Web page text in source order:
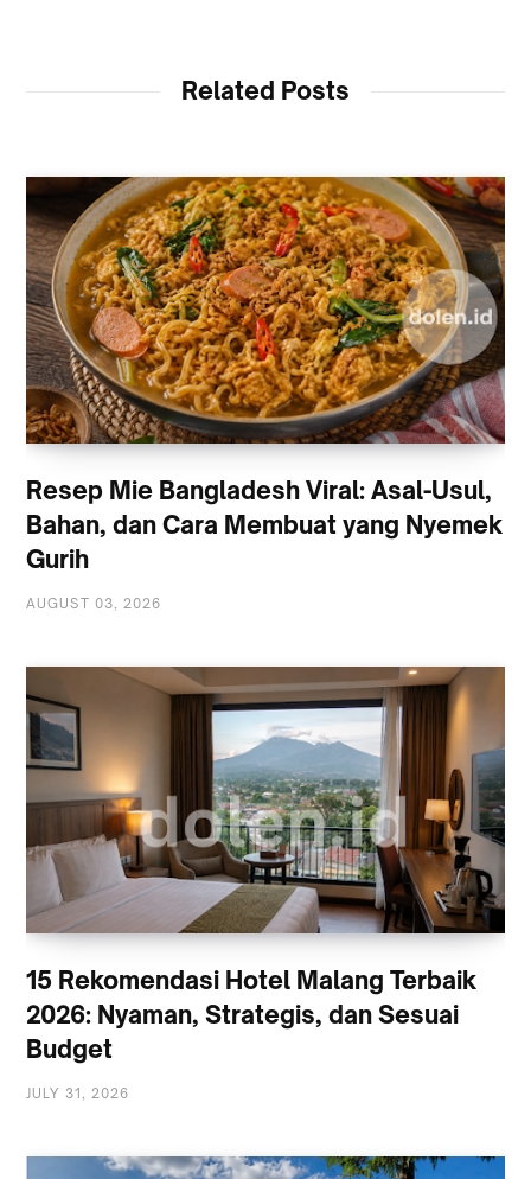
Related Posts
Resep Mie Bangladesh Viral: Asal-Usul,
Bahan, dan Cara Membuat yang Nyemek
Gurih
AUGUST 03, 2026
15 Rekomendasi Hotel Malang Terbaik
2026: Nyaman, Strategis, dan Sesuai
Budget
JULY 31, 2026